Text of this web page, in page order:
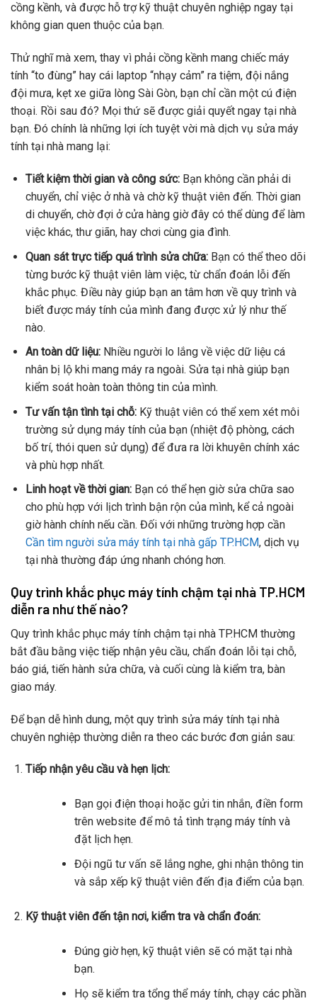
cồng kềnh, và được hỗ trợ kỹ thuật chuyên nghiệp ngay tại
không gian quen thuộc của bạn.
Thử nghĩ mà xem, thay vì phải cồng kềnh mang chiếc máy
tính “to đùng” hay cái laptop “nhạy cảm” ra tiệm, đội nắng
đội mưa, kẹt xe giữa lòng Sài Gòn, bạn chỉ cần một cú điện
thoại. Rồi sau đó? Mọi thứ sẽ được giải quyết ngay tại nhà
bạn. Đó chính là những lợi ích tuyệt vời mà dịch vụ sửa máy
tính tại nhà mang lại:
Tiết kiệm thời gian và công sức:Bạn không cần phải di
chuyển, chỉ việc ở nhà và chờ kỹ thuật viên đến. Thời gian
di chuyển, chờ đợi ở cửa hàng giờ đây có thể dùng để làm
việc khác, thư giãn, hay chơi cùng gia đình.
Quan sát trực tiếp quá trình sửa chữa:Bạn có thể theo dõi
từng bước kỹ thuật viên làm việc, từ chẩn đoán lỗi đến
khắc phục. Điều này giúp bạn an tâm hơn về quy trình và
biết được máy tính của mình đang được xử lý như thế
nào.
An toàn dữ liệu:Nhiều người lo lắng về việc dữ liệu cá
nhân bị lộ khi mang máy ra ngoài. Sửa tại nhà giúp bạn
kiểm soát hoàn toàn thông tin của mình.
Tư vấn tận tình tại chỗ:Kỹ thuật viên có thể xem xét môi
trường sử dụng máy tính của bạn (nhiệt độ phòng, cách
bố trí, thói quen sử dụng) để đưa ra lời khuyên chính xác
và phù hợp nhất.
Linh hoạt về thời gian:Bạn có thể hẹn giờ sửa chữa sao
cho phù hợp với lịch trình bận rộn của mình, kể cả ngoài
giờ hành chính nếu cần. Đối với những trường hợp cần
Cần tìm người sửa máy tính tại nhà gấp TP.HCM, dịch vụ
tại nhà thường đáp ứng nhanh chóng hơn.
Quy trình khắc phục máy tính chậm tại nhà TP.HCM
diễn ra như thế nào?
Quy trình khắc phục máy tính chậm tại nhà TP.HCM thường
bắt đầu bằng việc tiếp nhận yêu cầu, chẩn đoán lỗi tại chỗ,
báo giá, tiến hành sửa chữa, và cuối cùng là kiểm tra, bàn
giao máy.
Để bạn dễ hình dung, một quy trình sửa máy tính tại nhà
chuyên nghiệp thường diễn ra theo các bước đơn giản sau:
Tiếp nhận yêu cầu và hẹn lịch:
Bạn gọi điện thoại hoặc gửi tin nhắn, điền form
trên website để mô tả tình trạng máy tính và
đặt lịch hẹn.
Đội ngũ tư vấn sẽ lắng nghe, ghi nhận thông tin
và sắp xếp kỹ thuật viên đến địa điểm của bạn.
Kỹ thuật viên đến tận nơi, kiểm tra và chẩn đoán:
Đúng giờ hẹn, kỹ thuật viên sẽ có mặt tại nhà
bạn.
Họ sẽ kiểm tra tổng thể máy tính, chạy các phần